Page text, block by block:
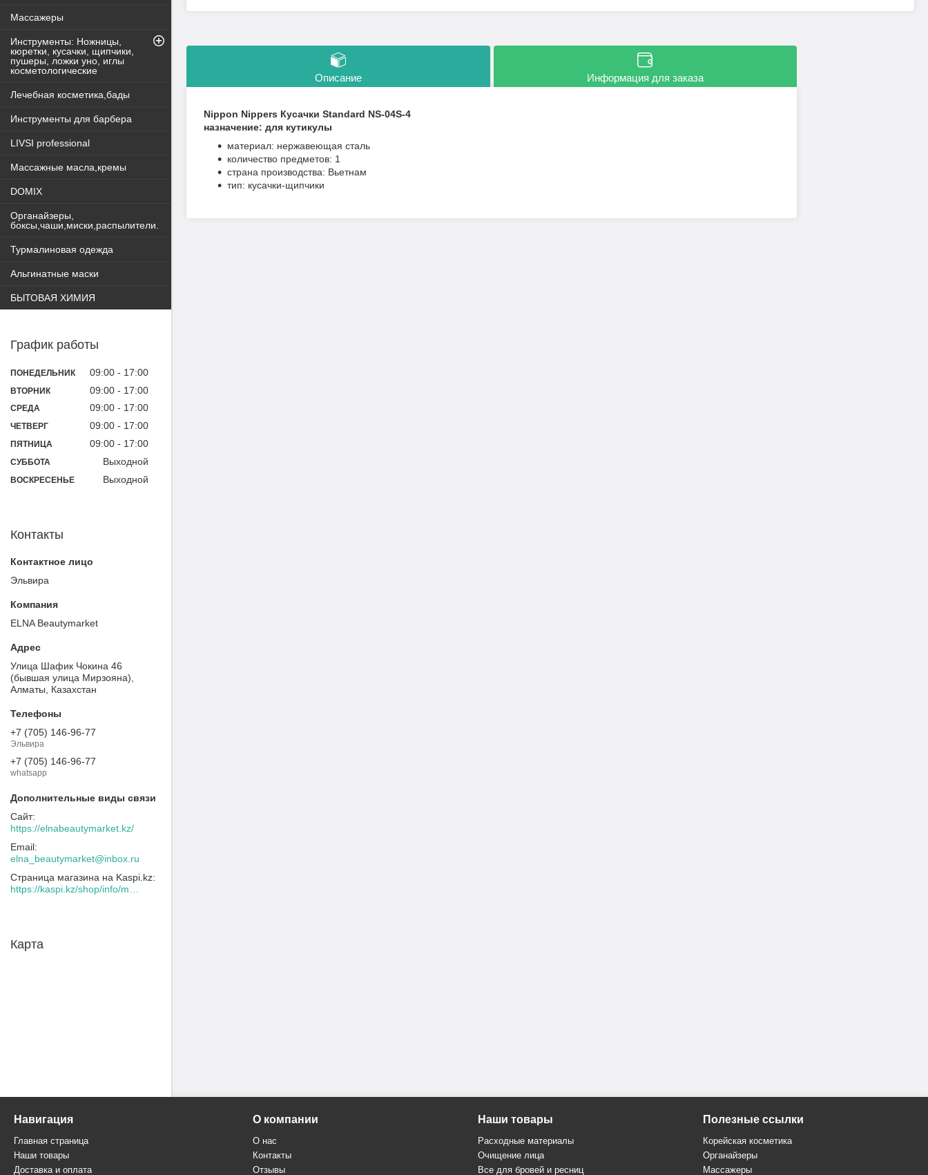
Описание Информация для заказа
Nippon Nippers Кусачки Standard NS-04S-4
назначение: для кутикулы
материал: нержавеющая сталь
количество предметов: 1
страна производства: Вьетнам
тип: кусачки-щипчики
Массажеры
Инструменты: Ножницы,
кюретки, кусачки, щипчики,
пушеры, ложки уно, иглы
косметологические
Лечебная косметика,бады
Инструменты для барбера
LIVSI professional
Массажные масла,кремы
DOMIX
Органайзеры,
боксы,чаши,миски,распылители.
Турмалиновая одежда
Альгинатные маски
БЫТОВАЯ ХИМИЯ
График работы
ПОНЕДЕЛЬНИК 09:00 17:00
ВТОРНИК 09:00 17:00
СРЕДА 09:00 17:00
ЧЕТВЕРГ 09:00 17:00
ПЯТНИЦА 09:00 17:00
СУББОТА Выходной
ВОСКРЕСЕНЬЕ Выходной
Контакты
Эльвира
ELNA Beautymarket
Улица Шафик Чокина 46
(бывшая улица Мирзояна),
Алматы, Казахстан
+7 (705) 146-96-77
Эльвира
+7 (705) 146-96-77
whatsapp
https://elnabeautymarket.kz/
elna_beautymarket@inbox.ru
Страница магазина на Kaspi.kz
Карта
Навигация
Главная страница
Наши товары
Доставка и оплата
О компании
О нас
Контакты
Отзывы
Наши товары
Расходные материалы
Очищение лица
Все для бровей и ресниц
Полезные ссылки
Корейская косметика
Органайзеры
Массажеры